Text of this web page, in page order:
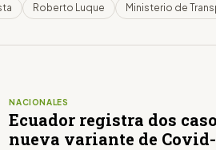
Roberto Luque Ministerio de
NACIONALES
Ecuador registra dos
nueva variante de